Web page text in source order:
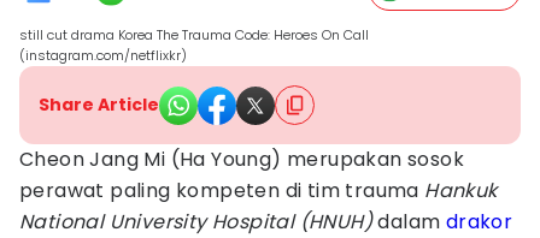
still cut drama Korea The Trauma Code: Heroes On Call
(instagram.com/netflixkr)
Share Article
Cheon Jang Mi (Ha Young) merupakan sosok
perawat paling kompeten di tim trauma Hankuk
National University Hospital (HNUH)dalam drakor